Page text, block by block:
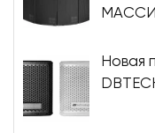
Новая